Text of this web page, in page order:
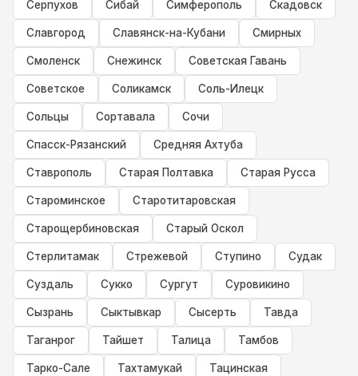
Серпухов Сибай Симферополь Скадовск
Славгород Славянск-на-Кубани Смирных
Смоленск Снежинск Советская Гавань
Советское Соликамск Соль-Илецк
Сольцы Сортавала Сочи
Спасск-Рязанский Средняя Ахтуба
Ставрополь Старая Полтавка Старая Русса
Староминское Старотитаровская
Старощербиновская Старый Оскол
Стерлитамак Стрежевой Ступино Судак
Суздаль Сукко Сургут Суровикино
Сызрань Сыктывкар Сысерть Тавда
Таганрог Тайшет Талица Тамбов
Тарко-Сале Тахтамукай Тацинская